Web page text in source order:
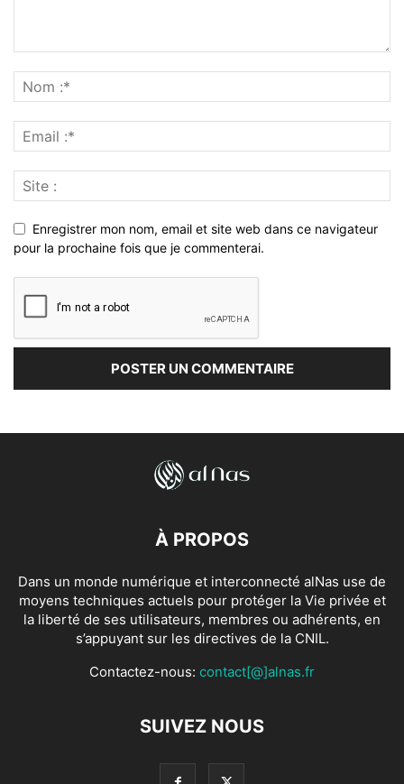
Enregistrer mon nom, email et site web dans ce navigateur
pour la prochaine fois que je commenterai.
À PROPOS
Dans un monde numérique et interconnecté alNas use de
moyens techniques actuels pour protéger la Vie privée et
la liberté de ses utilisateurs, membres ou adhérents, en
s’appuyant sur les directives de la CNIL.
Contactez-nous: contact[@]alnas.fr
SUIVEZ NOUS